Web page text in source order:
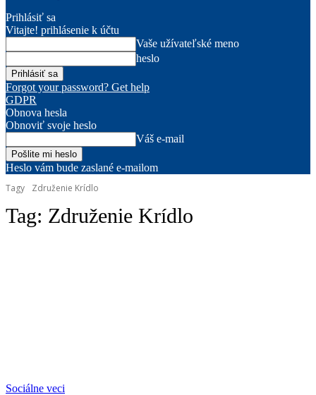
Prihlásiť sa
Vitajte! prihlásenie k účtu
Vaše užívateľské meno
heslo
Forgot your password? Get help
GDPR
Obnova hesla
Obnoviť svoje heslo
Váš e-mail
Heslo vám bude zaslané e-mailom
Tagy
Združenie Krídlo
Tag: Združenie Krídlo
Sociálne veci